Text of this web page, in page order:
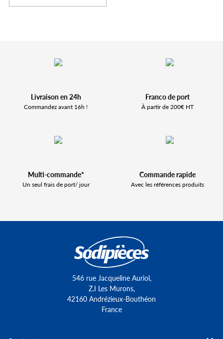
Livraison en 24h
Commandez avant 16h !
Franco de port
À partir de 200€ HT
Multi-commande*
Un seul frais de port/ jour
Commande rapide
Avec les références produits
546 rue Jacqueline Auriol,
Z.I Les Murons,
42160 Andrézieux-Bouthéon
France